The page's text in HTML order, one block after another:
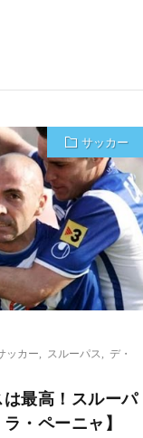
サッカー
ッカー スルーパス
デ・
最高！スルーパ
・ペーニャ】